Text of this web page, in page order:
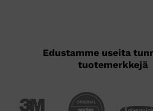
Edustamme useita
tuotemerkkejä